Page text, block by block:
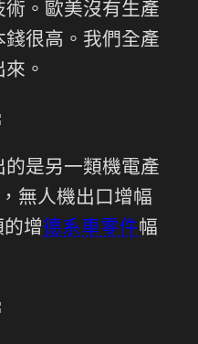
。歐美沒有生產
很高。我們全產
。
是另一類機電產
無人機出口增幅
增德系車零件幅